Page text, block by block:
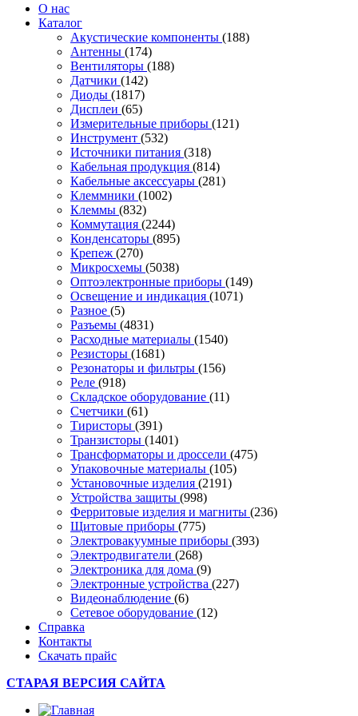
О нас
Каталог
Акустические компоненты (188)
Антенны (174)
Вентиляторы (188)
Датчики (142)
Диоды (1817)
Дисплеи (65)
Измерительные приборы (121)
Инструмент (532)
Источники питания (318)
Кабельная продукция (814)
Кабельные аксессуары (281)
Клеммники (1002)
Клеммы (832)
Коммутация (2244)
Конденсаторы (895)
Крепеж (270)
Микросхемы (5038)
Оптоэлектронные приборы (149)
Освещение и индикация (1071)
Разное (5)
Разъемы (4831)
Расходные материалы (1540)
Резисторы (1681)
Резонаторы и фильтры (156)
Реле (918)
Складское оборудование (11)
Счетчики (61)
Тиристоры (391)
Транзисторы (1401)
Трансформаторы и дроссели (475)
Упаковочные материалы (105)
Установочные изделия (2191)
Устройства защиты (998)
Ферритовые изделия и магниты (236)
Щитовые приборы (775)
Электровакуумные приборы (393)
Электродвигатели (268)
Электроника для дома (9)
Электронные устройства (227)
Видеонаблюдение (6)
Сетевое оборудование (12)
Справка
Контакты
Скачать прайс
СТАРАЯ ВЕРСИЯ САЙТА